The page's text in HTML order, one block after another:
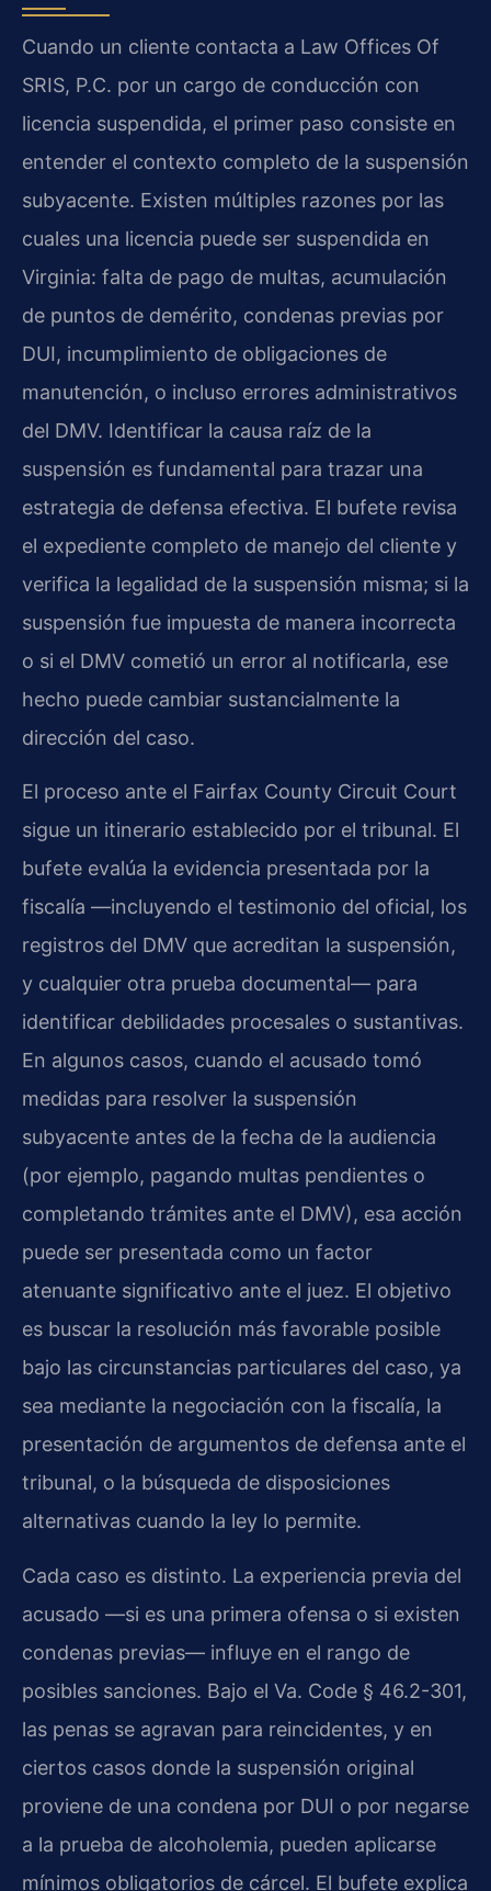
Cuando un cliente contacta a Law Offices Of
SRIS, P.C. por un cargo de conducción con
licencia suspendida, el primer paso consiste en
entender el contexto completo de la suspensión
subyacente. Existen múltiples razones por las
cuales una licencia puede ser suspendida en
Virginia: falta de pago de multas, acumulación
de puntos de demérito, condenas previas por
DUI, incumplimiento de obligaciones de
manutención, o incluso errores administrativos
del DMV. Identificar la causa raíz de la
suspensión es fundamental para trazar una
estrategia de defensa efectiva. El bufete revisa
el expediente completo de manejo del cliente y
verifica la legalidad de la suspensión misma; si la
suspensión fue impuesta de manera incorrecta
o si el DMV cometió un error al notificarla, ese
hecho puede cambiar sustancialmente la
dirección del caso.
El proceso ante el Fairfax County Circuit Court
sigue un itinerario establecido por el tribunal. El
bufete evalúa la evidencia presentada por la
fiscalía —incluyendo el testimonio del oficial, los
registros del DMV que acreditan la suspensión,
y cualquier otra prueba documental— para
identificar debilidades procesales o sustantivas.
En algunos casos, cuando el acusado tomó
medidas para resolver la suspensión
subyacente antes de la fecha de la audiencia
(por ejemplo, pagando multas pendientes o
completando trámites ante el DMV), esa acción
puede ser presentada como un factor
atenuante significativo ante el juez. El objetivo
es buscar la resolución más favorable posible
bajo las circunstancias particulares del caso, ya
sea mediante la negociación con la fiscalía, la
presentación de argumentos de defensa ante el
tribunal, o la búsqueda de disposiciones
alternativas cuando la ley lo permite.
Cada caso es distinto. La experiencia previa del
acusado —si es una primera ofensa o si existen
condenas previas— influye en el rango de
posibles sanciones. Bajo el Va. Code § 46.2-301,
las penas se agravan para reincidentes, y en
ciertos casos donde la suspensión original
proviene de una condena por DUI o por negarse
a la prueba de alcoholemia, pueden aplicarse
mínimos obligatorios de cárcel. El bufete explica